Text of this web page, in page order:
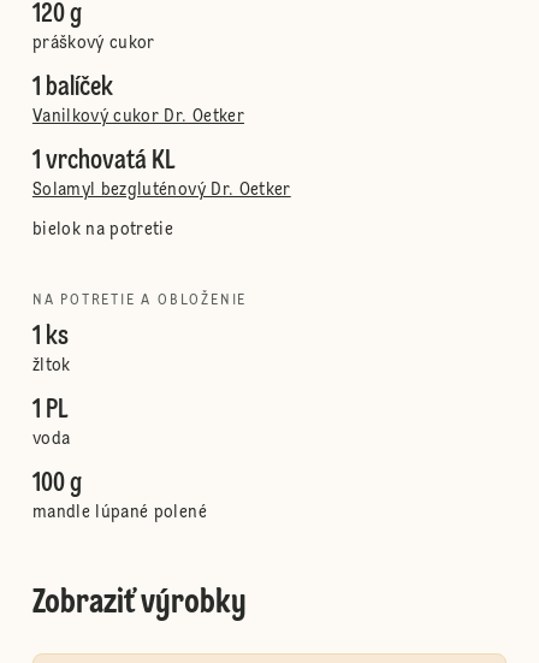
120 g
práškový cukor
1 balíček
Vanilkový cukor Dr. Oetker
1 vrchovatá KL
Solamyl bezgluténový Dr. Oetker
bielok na potretie
NA POTRETIE A OBLOŽENIE
1 ks
žltok
1 PL
voda
100 g
mandle lúpané polené
Zobraziť výrobky